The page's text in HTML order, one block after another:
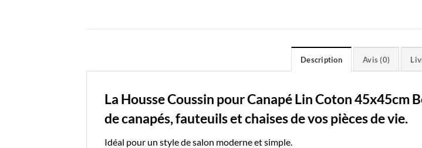
Description Avis (0)
La Housse Coussin pour Canapé Lin Coton 45x45cm
de canapés, fauteuils et chaises de vos pièces de vie.
Idéal pour un style de salon moderne et simple.